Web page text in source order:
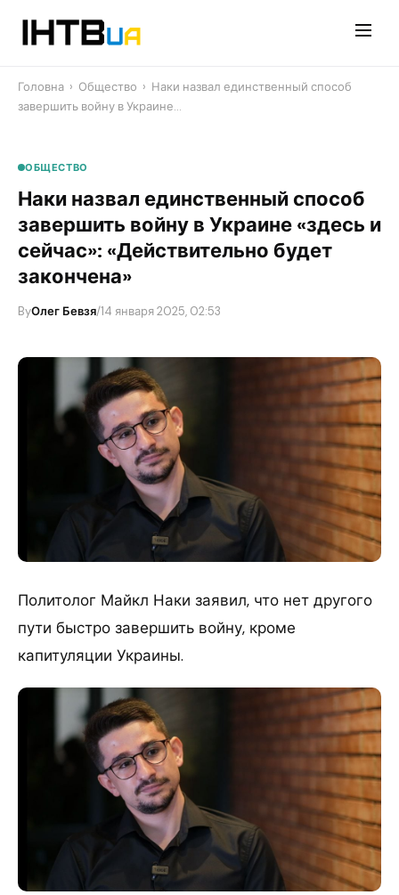
Головна › Общество › Наки назвал единственный способ
завершить войну в Украине…
ОБЩЕСТВО
Наки назвал единственный способ
завершить войну в Украине «здесь и
сейчас»: «Действительно будет
закончена»
ByОлег Бевзя/14 января 2025, 02:53
Политолог Майкл Наки заявил, что нет другого
пути быстро завершить войну, кроме
капитуляции Украины.